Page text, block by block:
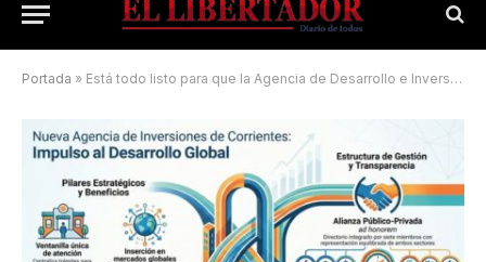
Portada » Está todo listo para que la Agencia de Desarrollo e Inversiones sea ley